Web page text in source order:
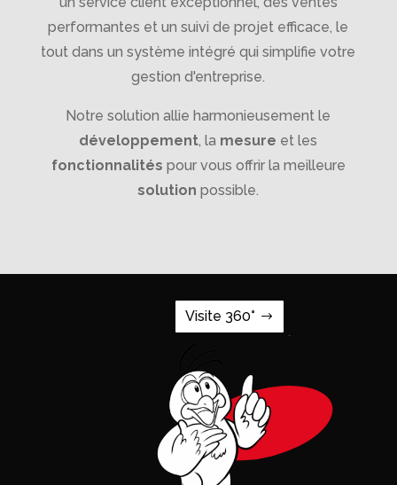
performantes et un suivi de projet efficace, le
tout dans un système intégré qui simplifie votre
gestion d'entreprise.
Notre solution allie harmonieusement le
développement, la mesure et les
fonctionnalités pour vous offrir la meilleure
solution possible.
Visite 360°